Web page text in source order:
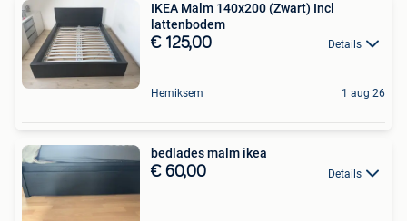
IKEA Malm 140x200 (Zwart) Incl
lattenbodem
€ 125,00 Details
Hemiksem 1 aug 26
bedlades malm ikea
€ 60,00 Details